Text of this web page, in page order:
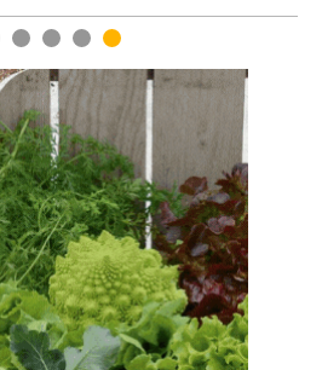
2 3 4 5